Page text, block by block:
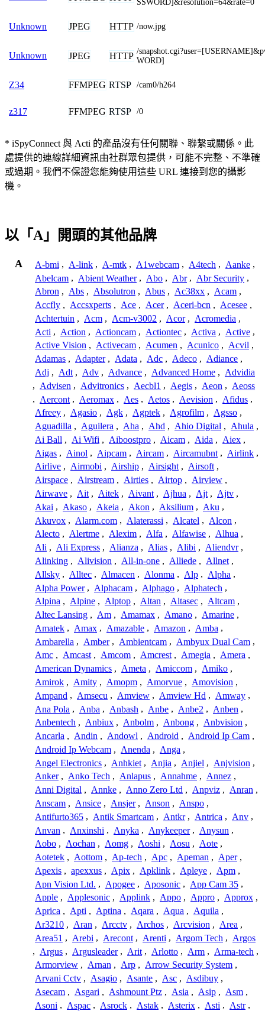
SSWORD]&resolution=64&rate=0
Unknown JPEG HTTP /now.jpg
Unknown JPEG HTTP /
WORD]
Z34 FFMPEG RTSP /cam0/h264
z317 FFMPEG RTSP /0
* iSpyConnect 與 Acti 的產品沒有任何關聯、聯繫或關係。此
處提供的連線詳細資訊由社群眾包提供，可能不完整、不準確
或過期。我們不保證您能夠使用這些 URL 連接到您的攝影
機。
以「A」開頭的其他品牌
A A-bmi , A-link , A-mtk , A1webcam , A4tech , Aanke ,
Abelcam , Abient Weather , Abo , Abr , Abr Security ,
Abron , Abs , Absolutron , Abus , Ac38xx , Acam ,
Accfly , Accsxperts , Ace , Acer , Aceri-bcn , Acesee ,
Achtertuin , Acm , Acm-v3002 , Acor , Acromedia ,
Acti , Action , Actioncam , Actiontec , Activa , Active ,
Active Vision , Activecam , Acumen , Acunico , Acvil ,
Adamas , Adapter , Adata , Adc , Adeco , Adiance ,
Adj , Adt , Adv , Advance , Advanced Home , Advidia
, Advisen , Advitronics , Aecbl1 , Aegis , Aeon , Aeoss
, Aercont , Aeromax , Aes , Aetos , Aevision , Afidus ,
Afreey , Agasio , Agk , Agptek , Agrofilm , Agsso ,
Aguadilla , Aguilera , Aha , Ahd , Ahio Digital , Ahula ,
Ai Ball , Ai Wifi , Aiboostpro , Aicam , Aida , Aiex ,
Aigas , Ainol , Aipcam , Aircam , Aircamubnt , Airlink ,
Airlive , Airmobi , Airship , Airsight , Airsoft ,
Airspace , Airstream , Airties , Airtop , Airview ,
Airwave , Ait , Aitek , Aivant , Ajhua , Ajt , Ajtv ,
Akai , Akaso , Akeia , Akon , Aksilium , Aku ,
Akuvox , Alarm.com , Alaterassi , Alcatel , Alcon ,
Alecto , Alertme , Alexim , Alfa , Alfawise , Alhua ,
Ali , Ali Express , Alianza , Alias , Alibi , Aliendvr ,
Alinking , Alivision , All-in-one , Alliede , Allnet ,
Allsky , Alltec , Almacen , Alonma , Alp , Alpha ,
Alpha Power , Alphacam , Alphago , Alphatech ,
Alpina , Alpine , Alptop , Altan , Altasec , Altcam ,
Altec Lansing , Am , Amamax , Amano , Amarine ,
Amatek , Amax , Amazable , Amazon , Amba ,
Ambarella , Amber , Ambientcam , Ambyux Dual Cam ,
Amc , Amcast , Amcom , Amcrest , Amegia , Amera ,
American Dynamics , Ameta , Amiccom , Amiko ,
Amirok , Amity , Amopm , Amorvue , Amovision ,
Ampand , Amsecu , Amview , Amview Hd , Amway ,
Ana Pola , Anba , Anbash , Anbe , Anbe2 , Anben ,
Anbentech , Anbiux , Anbolm , Anbong , Anbvision ,
Ancarla , Andin , Andowl , Android , Android Ip Cam ,
Android Ip Webcam , Anenda , Anga ,
Angel Electronics , Anhkiet , Anjia , Anjiel , Anjvision ,
Anker , Anko Tech , Anlapus , Annahme , Annez ,
Anni Digital , Annke , Anno Zero Ltd , Anpviz , Anran ,
Anscam , Ansice , Ansjer , Anson , Anspo ,
Antifurto365 , Antik Smartcam , Antkr , Antrica , Anv ,
Anvan , Anxinshi , Anyka , Anykeeper , Anysun ,
Aobo , Aochan , Aomg , Aoshi , Aosu , Aote ,
Aotetek , Aottom , Ap-tech , Apc , Apeman , Aper ,
Apexis , apexxus , Apix , Apklink , Apleye , Apm ,
Apn Vision Ltd. , Apogee , Aposonic , App Cam 35 ,
Apple , Applesonic , Applink , Appo , Appro , Approx ,
Aprica , Apti , Aptina , Aqara , Aqua , Aquila ,
Ar3210 , Aran , Arcctv , Archos , Arcvision , Area ,
Area51 , Arebi , Arecont , Arenti , Argom Tech , Argos
, Argus , Argusleader , Arit , Arlotto , Arm , Arma-tech ,
Armorview , Arnan , Arp , Arrow Security System ,
Arvani Cctv , Asagio , Asante , Asc , Asdibuy ,
Asecam , Asgari , Ashmount Ptz , Asia , Asip , Asm ,
Asoni , Aspac , Asrock , Astak , Asterix , Asti , Astr ,